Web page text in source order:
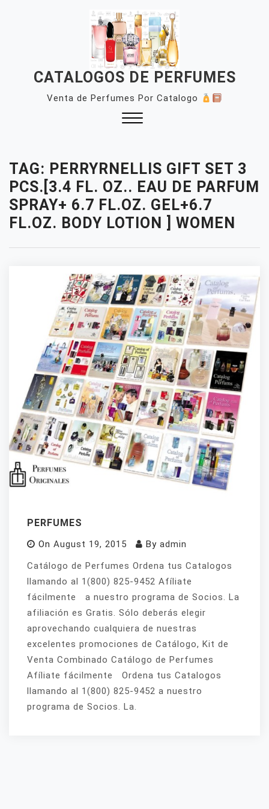
CATALOGOS DE PERFUMES
Venta de Perfumes Por Catalogo
TAG: PERRYRNELLIS GIFT SET 3
PCS.[3.4 FL. OZ.. EAU DE PARFUM
SPRAY+ 6.7 FL.OZ. GEL+6.7
FL.OZ. BODY LOTION ] WOMEN
PERFUMES
On August 19, 2015 By admin
Catálogo de Perfumes Ordena tus Catalogos
llamando al 1(800) 825-9452 Afíliate
fácilmente a nuestro programa de Socios. La
afiliación es Gratis. Sólo deberás elegir
aprovechando cualquiera de nuestras
excelentes promociones de Catálogo, Kit de
Venta Combinado Catálogo de Perfumes
Afíliate fácilmente Ordena tus Catalogos
llamando al 1(800) 825-9452 a nuestro
programa de Socios. La.